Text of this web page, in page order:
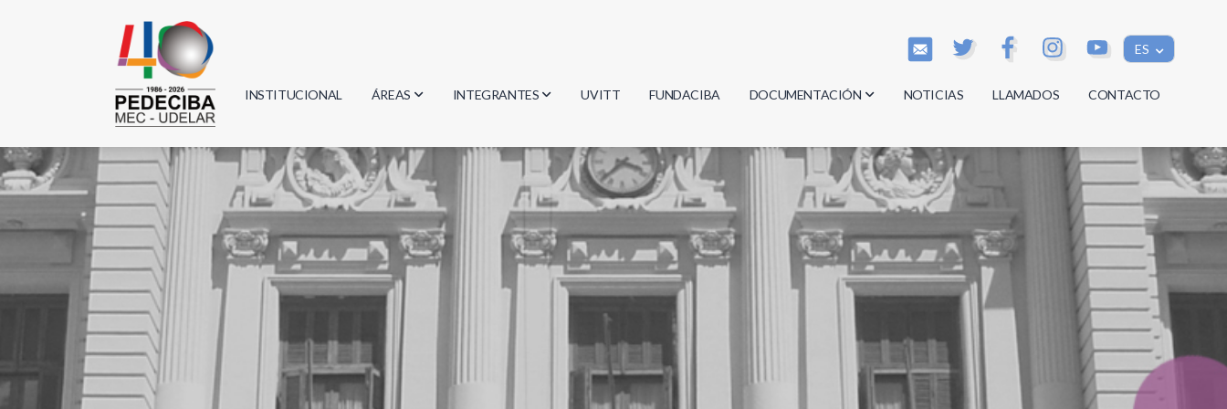
ES
INSTITUCIONAL ÁREAS
Biología
Física
Geociencias
Informática
Matemática
INTEGRANTES
Investigadores
Estudiantes
Egresados
UVITT FUNDACIBA DOCUMENTACIÓN
Actas
Reglamentos
Documentos
NOTICIAS LLAMADOS CONTACTO